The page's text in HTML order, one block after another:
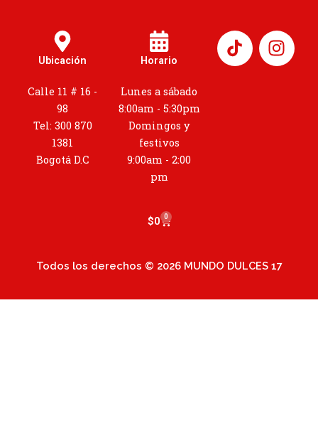
Ubicación
Calle 11 # 16 -
98
Tel: 300 870
1381
Bogotá D.C
Horario
Lunes a sábado
8:00am - 5:30pm
Domingos y
festivos
9:00am - 2:00
pm
I
n
s
$0 0
Cart
Todos los derechos © 2026 MUNDO DULCES 17